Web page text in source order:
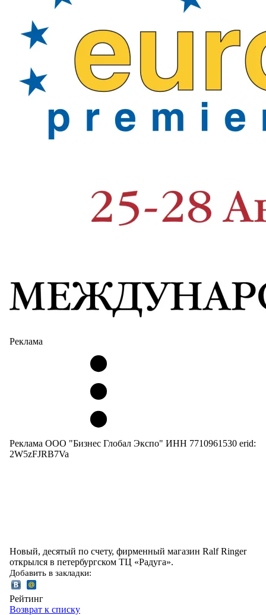
Реклама
Реклама ООО "Бизнес Глобал Экспо" ИНН 7710961530 erid:
2W5zFJRB7Va
Новый, десятый по счету, фирменный магазин Ralf Ringer
открылся в петербургском ТЦ «Радуга».
Добавить в закладки:
Рейтинг
Возврат к списку